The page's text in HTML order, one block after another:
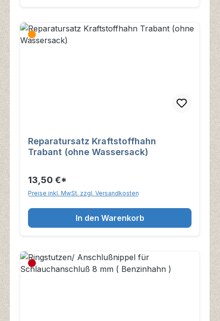
Reparatursatz Kraftstoffhahn
Trabant (ohne Wassersack)
13,50 €*
Preise inkl. MwSt. zzgl. Versandkosten
In den Warenkorb